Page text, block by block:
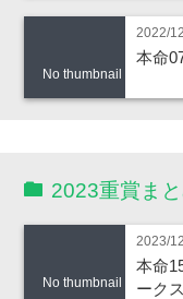
No thumbnail
2022/
本命
2023重賞ま
No thumbnail
2023/
本命
ーク